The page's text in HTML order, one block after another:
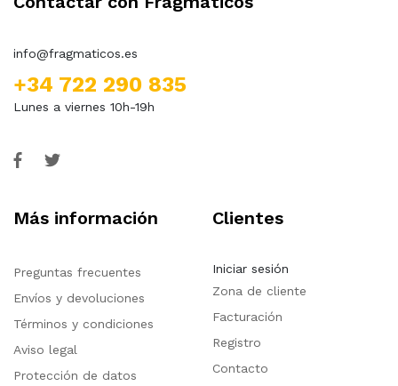
info@fragmaticos.es
+34 722 290 835
Lunes a viernes 10h-19h
Más información
Preguntas frecuentes
Envíos y devoluciones
Términos y condiciones
Aviso legal
Protección de datos
Clientes
Iniciar sesión
Zona de cliente
Facturación
Registro
Contacto